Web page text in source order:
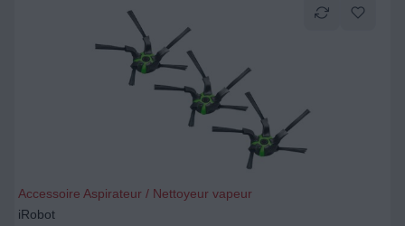
Accessoire Aspirateur / Nettoyeur vapeur
iRobot